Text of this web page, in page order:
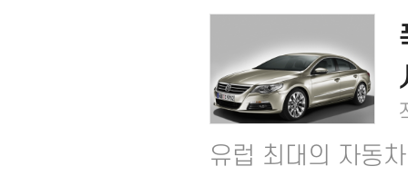
유럽 최대의 자동